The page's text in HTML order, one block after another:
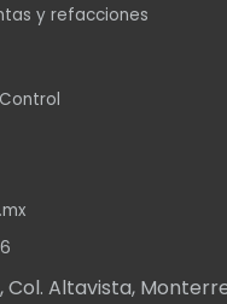
y refacciones
Col. Altavista,